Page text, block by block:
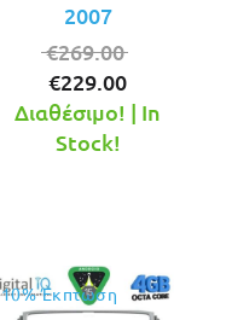
2007
€269.00
was:
€229.00
τρέχουσα
Διαθέσιμο! | In
Stock!
10% Έκπτωση